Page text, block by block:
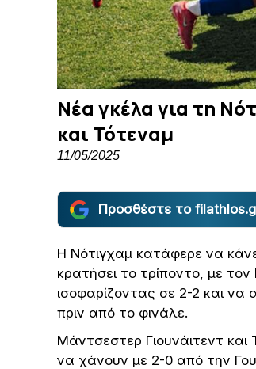
Νέα γκέλα για τη
και Τότεναμ
11/05/2025
Προσθέστε το
Η Νότιγχαμ κατάφερε να
κρατήσει το τρίποντο, με
ισοφαρίζοντας σε 2-2 και να
πριν από το φινάλε.
Μάντσεστερ Γιουνάιτεντ
να χάνουν με 2-0 από την